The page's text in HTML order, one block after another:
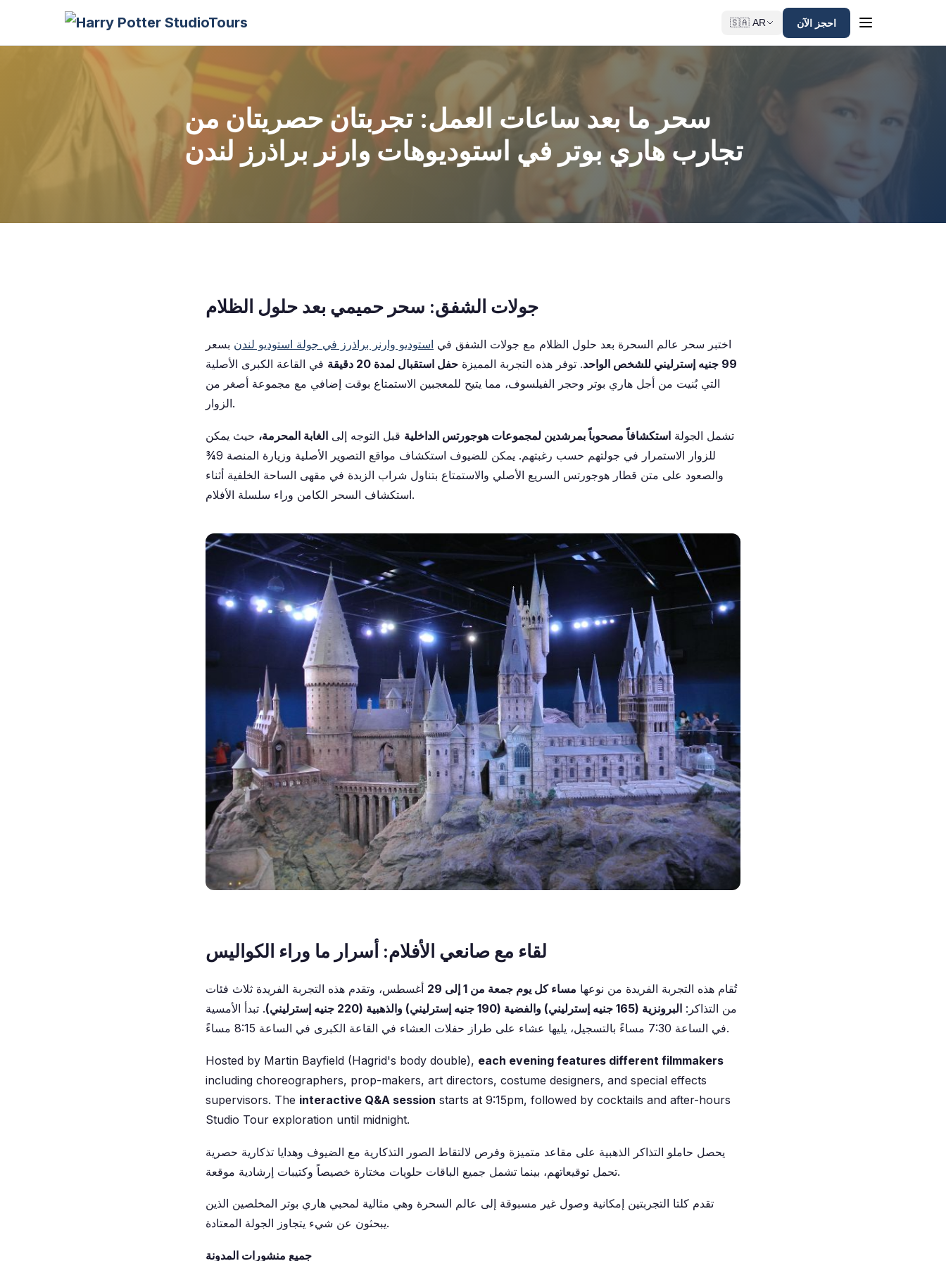
🇸🇦 AR احجز الآن
سحر ما بعد ساعات العمل: تجربتان حصريتان من
تجارب هاري بوتر في استوديوهات وارنر براذرز لندن
جولات الشفق: سحر حميمي بعد حلول الظلام
اختبر سحر عالم السحرة بعد حلول الظلام مع جولات الشفق في استوديو وارنر براذرز في جولة استوديو لندن بسعر
99 جنيه إسترليني للشخص الواحد
. توفر هذه التجربة المميزة حفل استقبال لمدة 20 دقيقة
في القاعة الكبرى الأصلية
التي بُنيت من أجل هاري بوتر وحجر الفيلسوف، مما يتيح للمعجبين الاستمتاع بوقت إضافي مع مجموعة أصغر من
الزوار.
تشمل الجولة استكشافاً مصحوباً بمرشدين لمجموعات هوجورتس الداخلية قبل التوجه إلى الغابة المحرمة، حيث يمكن
للزوار الاستمرار في جولتهم حسب رغبتهم. يمكن للضيوف استكشاف مواقع التصوير الأصلية وزيارة المنصة 9¾
والصعود على متن قطار هوجورتس السريع الأصلي والاستمتاع بتناول شراب الزبدة في مقهى الساحة الخلفية أثناء
استكشاف السحر الكامن وراء سلسلة الأفلام.
لقاء مع صانعي الأفلام: أسرار ما وراء الكواليس
تُقام هذه التجربة الفريدة من نوعها مساء كل يوم جمعة من 1 إلى 29
أغسطس، وتقدم هذه التجربة الفريدة ثلاث فئات
من التذاكر: البرونزية (165 جنيه إسترليني) والفضية (190 جنيه إسترليني) والذهبية (220 جنيه إسترليني)
. تبدأ الأمسية
في الساعة 7:30 مساءً بالتسجيل، يليها عشاء على طراز حفلات العشاء في القاعة الكبرى في الساعة 8:15 مساءً.
Hosted by Martin Bayfield (Hagrid's body double), each evening features different filmmakers
including choreographers, prop-makers, art directors, costume designers, and special effects
supervisors. The interactive Q&A session starts at 9:15pm, followed by cocktails and after-hours
Studio Tour exploration until midnight.
يحصل حاملو التذاكر الذهبية على مقاعد متميزة وفرص لالتقاط الصور التذكارية مع الضيوف وهدايا تذكارية حصرية
تحمل توقيعاتهم، بينما تشمل جميع الباقات حلويات مختارة خصيصاً وكتيبات إرشادية موقعة.
تقدم كلتا التجربتين إمكانية وصول غير مسبوقة إلى عالم السحرة وهي مثالية لمحبي هاري بوتر المخلصين الذين
يبحثون عن شيء يتجاوز الجولة المعتادة.
جميع منشورات المدونة